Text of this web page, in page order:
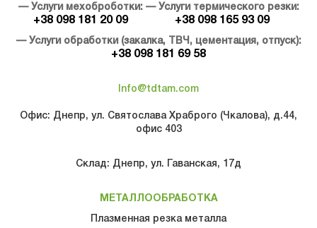
— Услуги мехоброботки:
+38 098 181 20 09
— Услуги термического резки:
+38 098 165 93 09
— Услуги обработки (закалка, ТВЧ, цементация, отпуск):
+38 098 181 69 58
Info@tdtam.com
Офис: Днепр, ул. Святослава Храброго (Чкалова), д.44,
офис 403
Склад: Днепр, ул. Гаванская, 17д
МЕТАЛЛООБРАБОТКА
Плазменная резка металла